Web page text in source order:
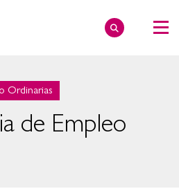
Ordinarias
de Empleo